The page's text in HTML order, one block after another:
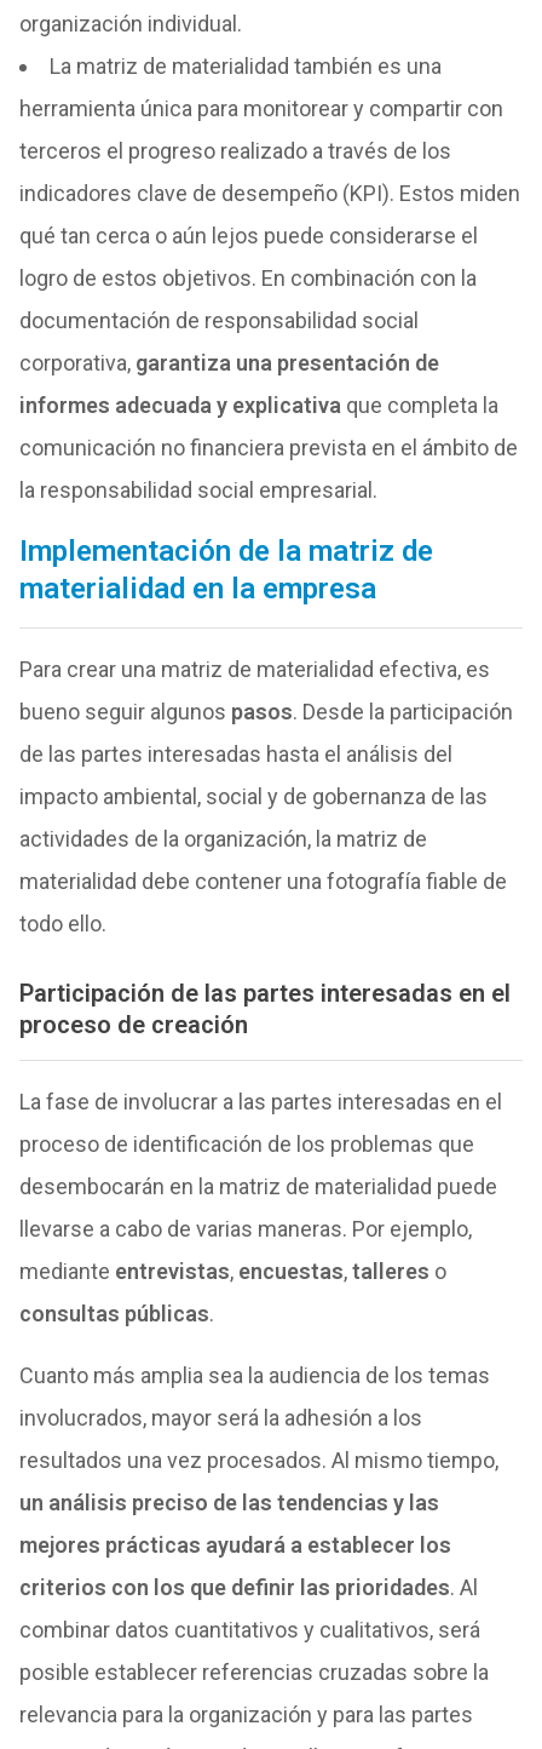
organización individual.
La matriz de materialidad también es una
herramienta única para monitorear y compartir con
terceros el progreso realizado a través de los
indicadores clave de desempeño (KPI). Estos miden
qué tan cerca o aún lejos puede considerarse el
logro de estos objetivos. En combinación con la
documentación de responsabilidad social
corporativa, garantiza una presentación de
informes adecuada y explicativa que completa la
comunicación no financiera prevista en el ámbito de
la responsabilidad social empresarial.
Implementación de la matriz de
materialidad en la empresa
Para crear una matriz de materialidad efectiva, es
bueno seguir algunos pasos. Desde la participación
de las partes interesadas hasta el análisis del
impacto ambiental, social y de gobernanza de las
actividades de la organización, la matriz de
materialidad debe contener una fotografía fiable de
todo ello.
Participación de las partes interesadas en el
proceso de creación
La fase de involucrar a las partes interesadas en el
proceso de identificación de los problemas que
desembocarán en la matriz de materialidad puede
llevarse a cabo de varias maneras. Por ejemplo,
mediante entrevistas, encuestas,talleres o
consultas públicas.
Cuanto más amplia sea la audiencia de los temas
involucrados, mayor será la adhesión a los
resultados una vez procesados. Al mismo tiempo,
un análisis preciso de las tendencias y las
mejores prácticas ayudará a establecer los
criterios con los que definir las prioridades. Al
combinar datos cuantitativos y cualitativos, será
posible establecer referencias cruzadas sobre la
relevancia para la organización y para las partes